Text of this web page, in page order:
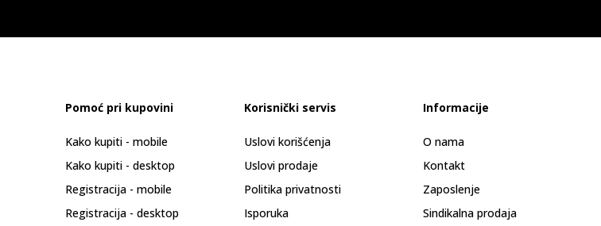
Pomoć pri kupovini
Kako kupiti - mobile
Kako kupiti - desktop
Registracija - mobile
Registracija - desktop
Korisnički servis
Uslovi korišćenja
Uslovi prodaje
Politika privatnosti
Isporuka
Informacije
O nama
Kontakt
Zaposlenje
Sindikalna prodaja